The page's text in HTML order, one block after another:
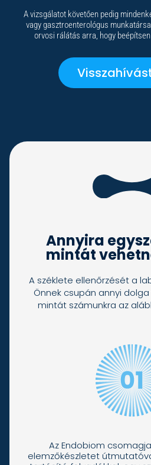
A vizsgálatot követően pedig
vagy gasztroenterológus
orvosi rálátás arra, hogy
Annyira
mintát
A széklete ellenőrzését a
Önnek csupán annyi
mintát számunkra az
Az Endobiom
elemzőkészletet